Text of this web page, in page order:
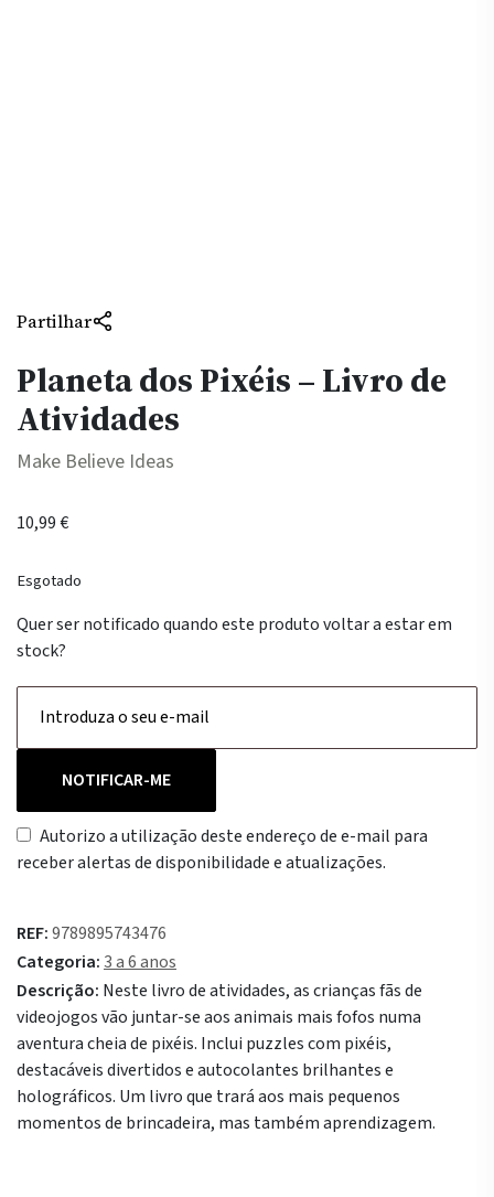
Partilhar
Planeta dos Pixéis – Livro de
Atividades
Make Believe Ideas
10,99€
Esgotado
Quer ser notificado quando este produto voltar a estar em
stock?
NOTIFICAR-ME
Autorizo a utilização deste endereço de e-mail para
receber alertas de disponibilidade e atualizações.
REF:9789895743476
Categoria:3 a 6 anos
Descrição: Neste livro de atividades, as crianças fãs de
videojogos vão juntar-se aos animais mais fofos numa
aventura cheia de pixéis. Inclui puzzles com pixéis,
destacáveis divertidos e autocolantes brilhantes e
holográficos. Um livro que trará aos mais pequenos
momentos de brincadeira, mas também aprendizagem.